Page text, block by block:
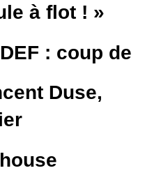
à flot ! »
: coup de
Duse,